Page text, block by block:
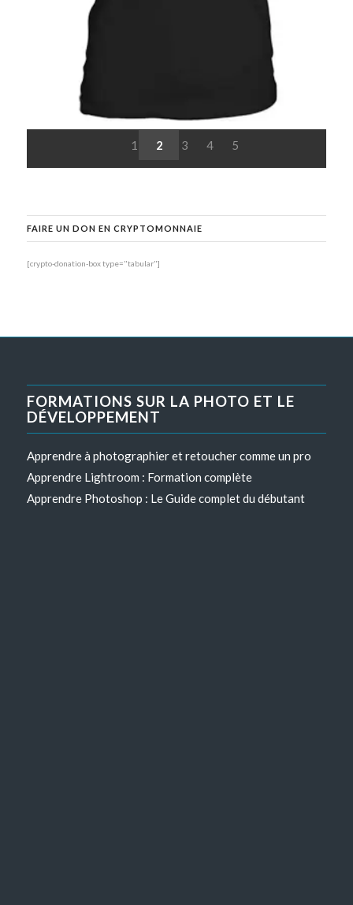
1 2 3 4 5
FAIRE UN DON EN CRYPTOMONNAIE
[crypto-donation-box type="tabular"]
FORMATIONS SUR LA PHOTO ET LE
DÉVELOPPEMENT
Apprendre à photographier et retoucher comme un pro
Apprendre Lightroom : Formation complète
Apprendre Photoshop : Le Guide complet du débutant